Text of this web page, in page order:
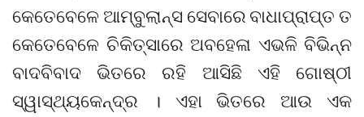
କେତେବେଳେ ଆମ୍ବୁଲାନ୍ସ ସେବାରେ ବାଧାପ୍ରାପ୍ତ ତ
କେତେବେଳେ ଚିକିତ୍ସାରେ ଅବହେଳା ଏଭଳି ବିଭିନ୍ନ
ବାଦବିବାଦ ଭିତରେ ରହି ଆସିଛି ଏହି ଗୋଷ୍ଠୀ
ସ୍ୱାସ୍ଥ୍ୟକେନ୍ଦ୍ର । ଏହା ଭିତରେ ଆଉ ଏକ